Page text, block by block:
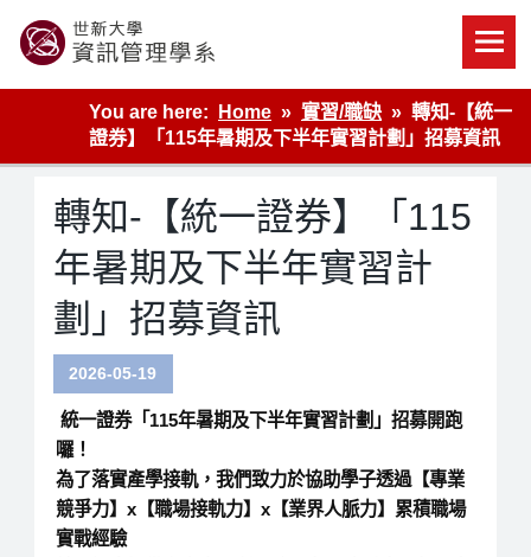
content
世新大學資管系網站
You are here:
Home 實習/職缺
轉知-【統一
證券】「115年暑期及下半年實習計劃」招募資訊
轉知-【統一證券】「115
年暑期及下半年實習計
劃」招募資訊
2026-05-19
統一證券「115年暑期及下半年實習計劃」 招募開跑
囉！
為了落實產學接軌，我們致力於協助學子透過【專業
競爭力】x【職場接軌力】x【業界人脈力】 累積職場
實戰經驗